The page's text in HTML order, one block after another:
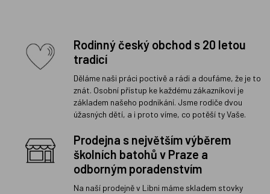
Rodinný český obchod s 20 letou
tradicí
Děláme naši práci poctivě a rádi a doufáme, že je to
znát. Osobní přístup ke každému zákazníkovi je
základem našeho podnikání. Jsme rodiče dvou
úžasných dětí, a i proto víme, co potěší ty Vaše.
Prodejna s největším výběrem
školních batohů v Praze a
odborným poradenstvím
Na naší prodejně v Libni máme skladem stovky